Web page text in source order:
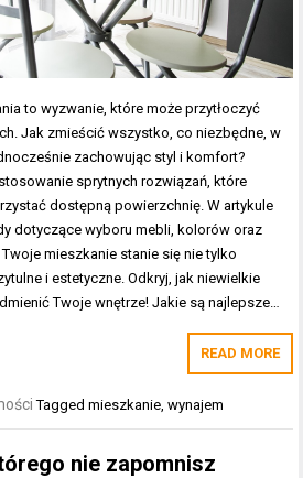
to wyzwanie, które może przytłoczyć
Jak zmieścić wszystko, co niezbędne, w
zachowując styl i komfort?
sprytnych rozwiązań, które
dostępną powierzchnię. W artykule
dotyczące wyboru mebli, kolorów oraz
mieszkanie stanie się nie tylko
i estetyczne. Odkryj, jak niewielkie
Twoje wnętrze! Jakie są najlepsze…
READ MORE
Taggedmieszkanie,wynajem
nie zapomnisz